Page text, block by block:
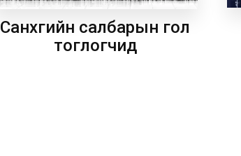
Санхүүгийн салбарын гол
тоглогчид